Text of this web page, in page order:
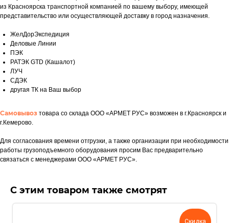
из Красноярска транспортной компанией по вашему выбору, имеющей
представительство или осуществляющей доставку в город назначения.
ЖелДорЭкспедиция
Деловые Линии
ПЭК
РАТЭК GTD (Кашалот)
ЛУЧ
СДЭК
другая ТК на Ваш выбор
Самовывоз товара со склада ООО «АРМЕТ РУС» возможен в г.Красноярск и
г.Кемерово.
Для согласования времени отгрузки, а также организации при необходимости
работы грузоподъемного оборудования просим Вас предварительно
связаться с менеджерами ООО «АРМЕТ РУС».
С этим товаром также смотрят
Укажите номер телефона и ваше
имя. Мы свяжемся с вами сегодня
Если у вас есть документация, которая
поможем нам лучше понять вашу